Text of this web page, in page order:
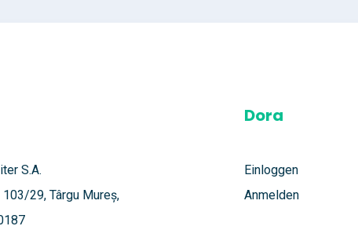
S.A.
29, Târgu Mureș,
Dora
Einloggen
Anmelden